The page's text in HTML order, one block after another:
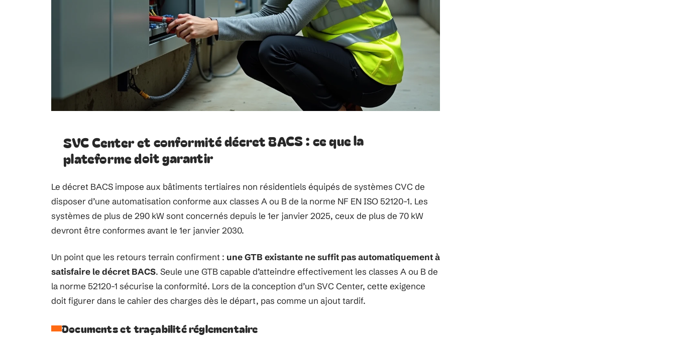
SVC Center et conformité décret BACS : ce que la
plateforme doit garantir
Le décret BACS impose aux bâtiments tertiaires non résidentiels équipés de systèmes CVC de
disposer d’une automatisation conforme aux classes A ou B de la norme NF EN ISO 52120-1. Les
systèmes de plus de 290 kW sont concernés depuis le 1er janvier 2025, ceux de plus de 70 kW
devront être conformes avant le 1er janvier 2030.
Un point que les retours terrain confirment : une GTB existante ne suffit pas automatiquement à
satisfaire le décret BACS. Seule une GTB capable d’atteindre effectivement les classes A ou B de
la norme 52120-1 sécurise la conformité. Lors de la conception d’un SVC Center, cette exigence
doit figurer dans le cahier des charges dès le départ, pas comme un ajout tardif.
Documents et traçabilité réglementaire